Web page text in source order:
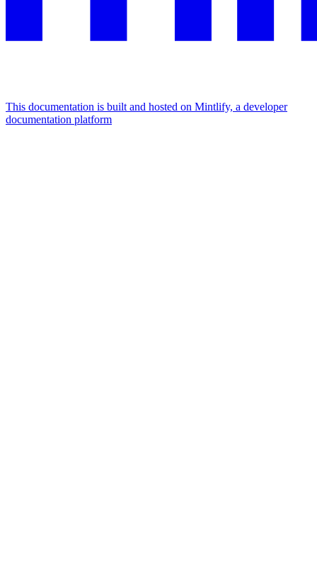
This documentation is built and hosted on Mintlify, a developer
documentation platform